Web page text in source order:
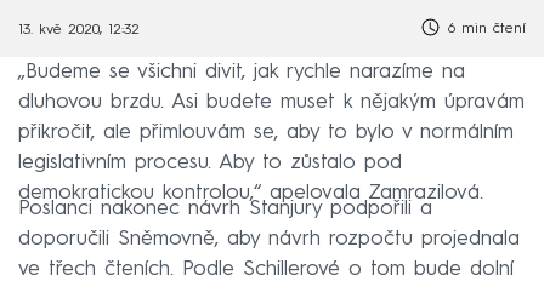
13. kvě 2020, 12:32 6 min čtení
„Budeme se všichni divit, jak rychle narazíme na
dluhovou brzdu. Asi budete muset k nějakým úpravám
přikročit, ale přimlouvám se, aby to bylo v normálním
legislativním procesu. Aby to zůstalo pod
demokratickou kontrolou,“ apelovala Zamrazilová.
Poslanci nakonec návrh Stanjury podpořili a
doporučili Sněmovně, aby návrh rozpočtu projednala
ve třech čteních. Podle Schillerové o tom bude dolní